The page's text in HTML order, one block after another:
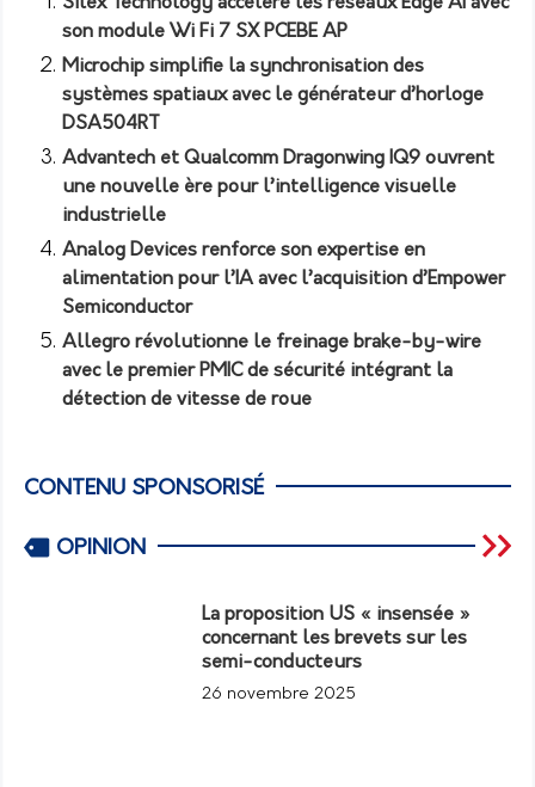
son module Wi Fi 7 SX PCEBE AP
Microchip simplifie la synchronisation des
systèmes spatiaux avec le générateur d’horloge
DSA504RT
Advantech et Qualcomm Dragonwing IQ9 ouvrent
une nouvelle ère pour l’intelligence visuelle
industrielle
Analog Devices renforce son expertise en
alimentation pour l’IA avec l’acquisition d’Empower
Semiconductor
Allegro révolutionne le freinage brake-by-wire
avec le premier PMIC de sécurité intégrant la
détection de vitesse de roue
CONTENU SPONSORISÉ
OPINION
La proposition US « insensée »
concernant les brevets sur les
semi-conducteurs
26 novembre 2025